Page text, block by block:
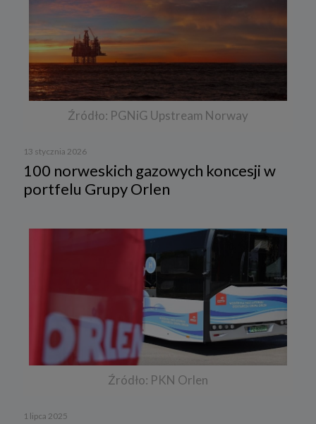
Źródło: PGNiG Upstream Norway
13 stycznia 2026
100 norweskich gazowych koncesji w
portfelu Grupy Orlen
Źródło: PKN Orlen
1 lipca 2025